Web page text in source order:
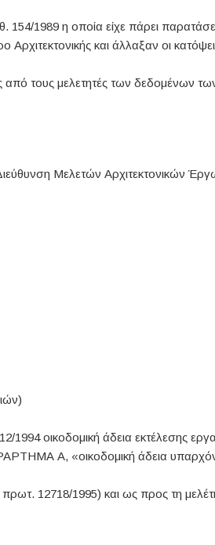
154/1989 η οποία είχε πάρει
Αρχιτεκτονικής και άλλαξαν οι
από τους μελετητές των δεδομένων
Διεύθυνση Μελετών Αρχιτεκτονικών
1994 οικοδομική άδεια εκτέλεσης
Α, «οικοδομική άδεια
πρωτ. 12718/1995) και ως προς τη